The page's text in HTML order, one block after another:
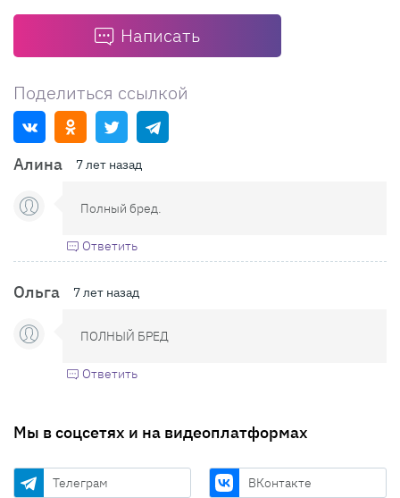
Написать
Поделиться ссылкой
Алина 7 лет назад
Полный бред.
Ответить
Ольга 7 лет назад
ПОЛНЫЙ БРЕД
Ответить
Мы в соцсетях и на видеоплатформах
Телеграм ВКонтакте